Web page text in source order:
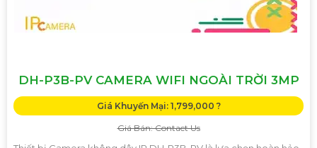
DH-P3B-PV CAMERA WIFI NGOÀI TRỜI 3MP
Giá Khuyến Mại: 1,799,000 ?
Giá Bán: Contact Us